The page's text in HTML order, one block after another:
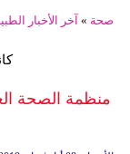
صحة » آخر الأخبار
منظمة الصحة